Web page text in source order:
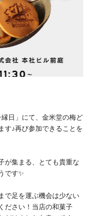
日」にて、金米堂の梅ど
す♪再び参加できることを
が集まる、とても貴重な
です✨
で足を運ぶ機会は少ない
ださい！当店の和菓子